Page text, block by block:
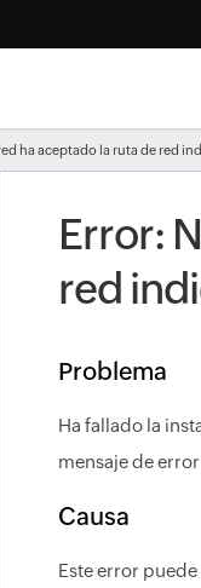
ha aceptado la ruta de red
Error:
red
Problema
Ha fallado la
mensaje de
Causa
Este error